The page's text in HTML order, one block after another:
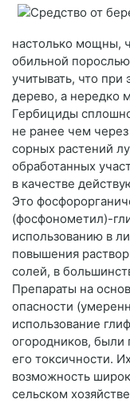
настолько мощны,
обильной
учитывать, что
дерево, а нередко
Гербициды
не ранее чем
сорных растений
обработанных
в качестве
Это
(фосфонометил)-
использованию в
повышения
солей, в
Препараты на
опасности
использование
огородников, были
его токсичности.
возможность
сельском